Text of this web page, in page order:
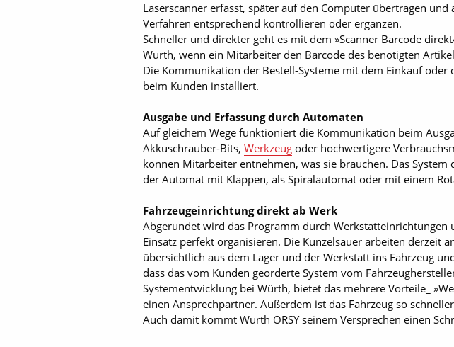
Laserscanner erfasst, später auf den Computer übertragen
Verfahren entsprechend kontrollieren oder ergänzen.
Schneller und direkter geht es mit dem »Scanner Barcode
Würth, wenn ein Mitarbeiter den Barcode des benötigten
Die Kommunikation der Bestell-Systeme mit dem Einkauf
beim Kunden installiert.
Ausgabe und Erfassung durch Automaten
Auf gleichem Wege funktioniert die Kommunikation beim
Akkuschrauber-Bits, Werkzeug oder hochwertigere
können Mitarbeiter entnehmen, was sie brauchen. Das
der Automat mit Klappen, als Spiralautomat oder mit einem
Fahrzeugeinrichtung direkt ab Werk
Abgerundet wird das Programm durch
Einsatz perfekt organisieren. Die Künzelsauer arbeiten derzeit
übersichtlich aus dem Lager und der Werkstatt ins Fahrzeug
dass das vom Kunden georderte System vom
Systementwicklung bei Würth, bietet das mehrere Vorteile_
einen Ansprechpartner. Außerdem ist das Fahrzeug so
Auch damit kommt Würth ORSY seinem Versprechen einen